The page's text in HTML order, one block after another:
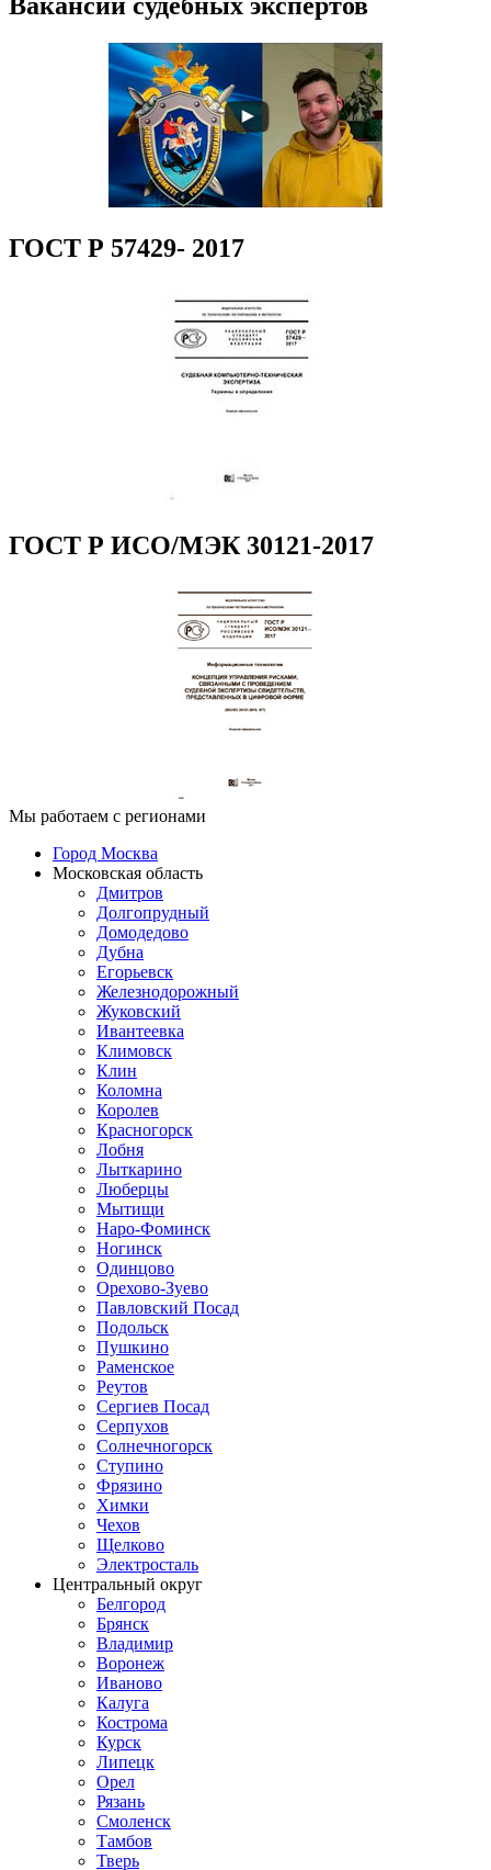
Вакансии судебных экспертов
ГОСТ Р 57429- 2017
ГОСТ Р ИСО/МЭК 30121-2017
Мы работаем с регионами
Город Москва
Московская область
Дмитров
Долгопрудный
Домодедово
Дубна
Егорьевск
Железнодорожный
Жуковский
Ивантеевка
Климовск
Клин
Коломна
Королев
Красногорск
Лобня
Лыткарино
Люберцы
Мытищи
Наро-Фоминск
Ногинск
Одинцово
Орехово-Зуево
Павловский Посад
Подольск
Пушкино
Раменское
Реутов
Сергиев Посад
Серпухов
Солнечногорск
Ступино
Фрязино
Химки
Чехов
Щелково
Электросталь
Центральный округ
Белгород
Брянск
Владимир
Воронеж
Иваново
Калуга
Кострома
Курск
Липецк
Орел
Рязань
Смоленск
Тамбов
Тверь